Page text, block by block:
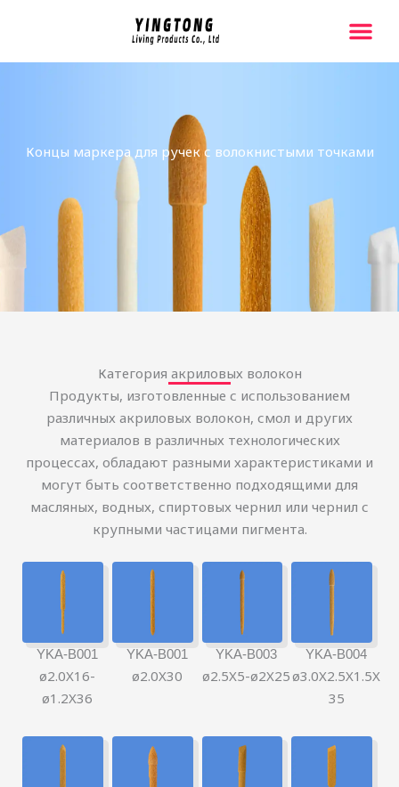
Концы маркера для ручек с волокнистыми точками
Категория акриловых волокон
Продукты, изготовленные с использованием
различных акриловых волокон, смол и других
материалов в различных технологических
процессах, обладают разными характеристиками и
могут быть соответственно подходящими для
масляных, водных, спиртовых чернил или чернил с
крупными частицами пигмента.
YKA-B001
ø2.0X16-
ø1.2X36
YKA-B001
ø2.0X30
YKA-B003
ø2.5X5-ø2X25
YKA-B004
ø3.0X2.5X1.5X
35